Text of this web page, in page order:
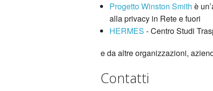
Progetto Winston Smith è
alla privacy in Rete e fuori
HERMES - Centro Studi
e da altre organizzazioni,
Contatti